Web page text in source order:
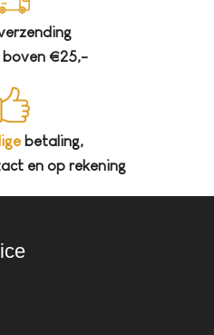
boven €25,-
betaling,
en op rekening